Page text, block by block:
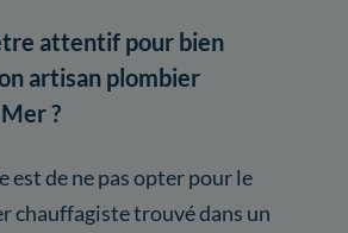
attentif pour bien
artisan plombier
?
est de ne pas opter pour le
chauffagiste trouvé dans un